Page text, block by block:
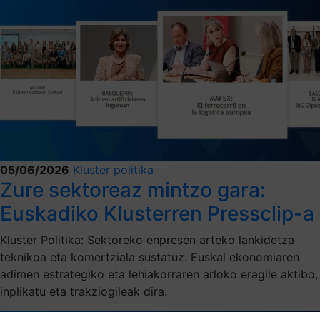
05/06/2026 Kluster politika
Zure sektoreaz mintzo gara:
Euskadiko Klusterren Pressclip-a
Kluster Politika: Sektoreko enpresen arteko lankidetza
teknikoa eta komertziala sustatuz. Euskal ekonomiaren
adimen estrategiko eta lehiakorraren arloko eragile aktibo,
inplikatu eta trakziogileak dira.